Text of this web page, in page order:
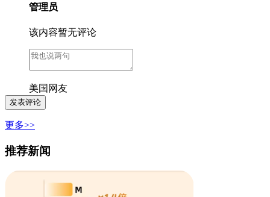
管理员
该内容暂无评论
美国网友
更多>>
推荐新闻